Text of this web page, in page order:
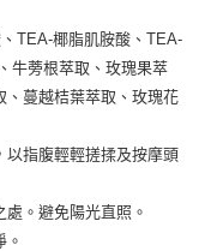
TEA-椰脂肌胺酸、TEA-
牛蒡根萃取、玫瑰果萃
、蔓越桔葉萃取、玫瑰花
以指腹輕輕搓揉及按摩頭
。避免陽光直照。